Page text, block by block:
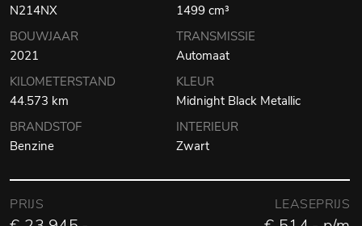
N214NX
1499 cm³
BOUWJAAR
2021
TRANSMISSIE
Automaat
KILOMETERSTAND
44.573 km
KLEUR
Midnight Black Metallic
BRANDSTOF
Benzine
INTERIEUR
Zwart
PRIJS LEASEPRIJS